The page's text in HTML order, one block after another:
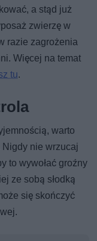
a stąd już
zwierzę w
razie zagrożenia
Więcej na temat
tu.
warto
nie wrzucaj
to wywołać groźny
ze sobą słodką
się skończyć